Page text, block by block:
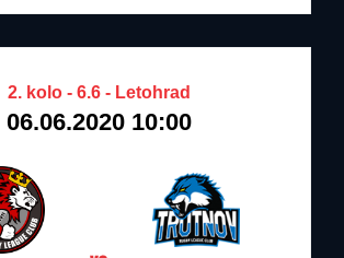
2. kolo - 6.6 - Letohrad
06.06.2020 10:00